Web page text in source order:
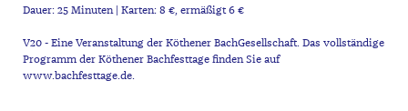
Dauer: 25 Minuten | Karten: 8 €, ermäßigt 6 €
V20 - Eine Veranstaltung der Köthener BachGesellschaft. Das vollständige
Programm der Köthener Bachfesttage finden Sie auf
www.bachfesttage.de.